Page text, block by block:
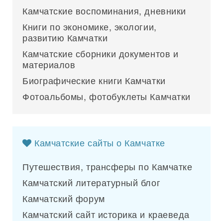
Камчатские воспоминания, дневники
Книги по экономике, экологии,
развитию Камчатки
Камчатские сборники документов и
материалов
Биографические книги Камчатки
Фотоальбомы, фотобуклеты Камчатки
Камчатские сайты о Камчатке
Путешествия, трансферы по Камчатке
Камчатский литературный блог
Камчатский форум
Камчатский сайт историка и краеведа